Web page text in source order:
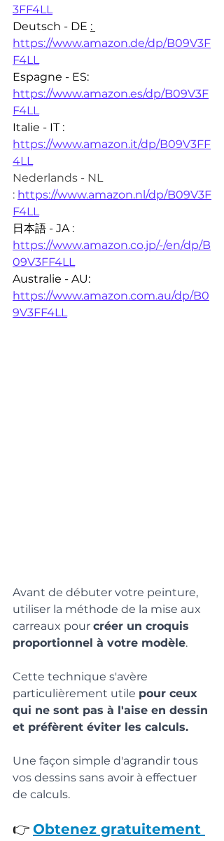
3FF4LL
Deutsch - DE :
https://www.amazon.de/dp/B09V3F
F4LL
Espagne - ES:
https://www.amazon.es/dp/B09V3F
F4LL
Italie - IT :
https://www.amazon.it/dp/B09V3FF
4LL
Nederlands - NL
: https://www.amazon.nl/dp/B09V3F
F4LL
日本語 - JA :
https://www.amazon.co.jp/-/en/dp/B
09V3FF4LL
Australie - AU:
https://www.amazon.com.au/dp/B0
9V3FF4LL
Avant de débuter votre peinture,
utiliser la méthode de la mise aux
carreaux pour créer un croquis
proportionnel à votre modèle.
Cette technique s'avère
particulièrement utile pour ceux
qui ne sont pas à l'aise en dessin
et préfèrent éviter les calculs.
Une façon simple d'agrandir tous
vos dessins sans avoir à effectuer
de calculs.
👉 Obtenez gratuitement